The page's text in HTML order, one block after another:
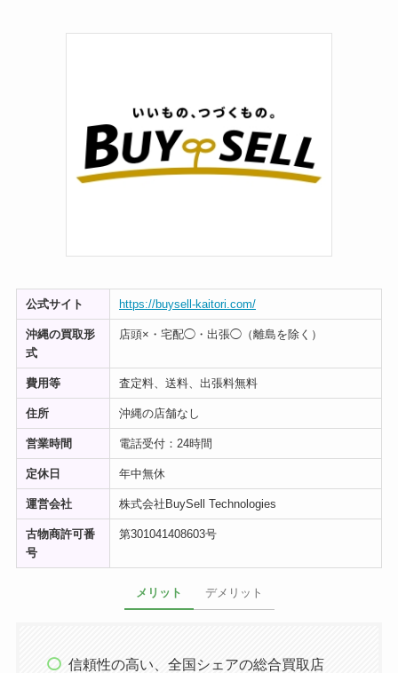
公式サイト https://buysell-kaitori.com/
沖縄の買取形
式
店頭×・宅配◯・出張◯（離島を除く）
費用等 査定料、送料、出張料無料
住所 沖縄の店舗なし
営業時間 電話受付：24時間
定休日 年中無休
運営会社 株式会社BuySell Technologies
古物商許可番
号
第301041408603号
メリット デメリット
信頼性の高い、全国シェアの総合買取店